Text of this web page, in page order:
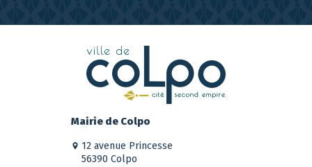
Mairie de Colpo
12 avenue Princesse
56390 Colpo